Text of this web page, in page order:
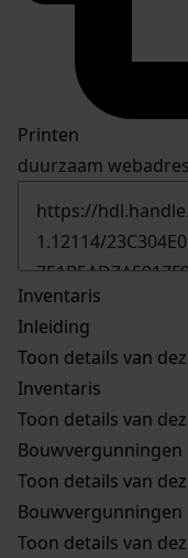
Printen
duurzaam webadres
Inventaris
Inleiding
Toon details van
Inventaris
Toon details van
Bouwvergunningen
Toon details van
Bouwvergunningen
Toon details van